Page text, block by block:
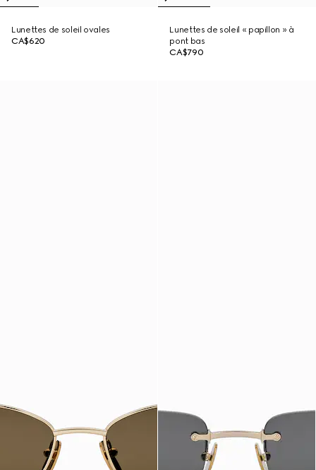
Lunettes de soleil ovales
CA$620
Lunettes de soleil « papillon » à
pont bas
CA$790